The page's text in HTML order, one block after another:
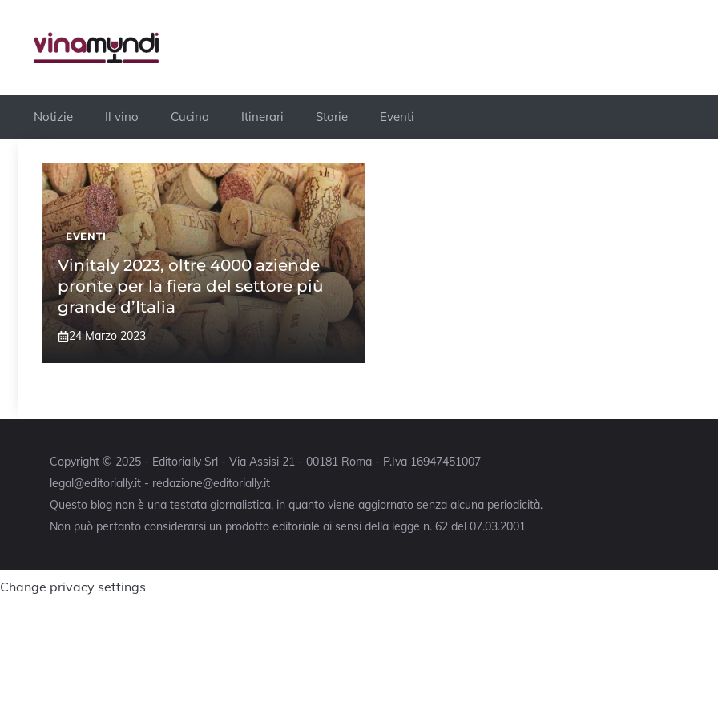
contenuto
Notizie Il vino Cucina Itinerari Storie Eventi
EVENTI
Vinitaly 2023, oltre 4000 aziende
pronte per la fiera del settore più
grande d’Italia
24 Marzo 2023
Copyright © 2025 - Editorially Srl - Via Assisi 21 - 00181 Roma - P.Iva 16947451007
legal@editorially.it - redazione@editorially.it
Questo blog non è una testata giornalistica, in quanto viene aggiornato senza alcuna periodicità.
Non può pertanto considerarsi un prodotto editoriale ai sensi della legge n. 62 del 07.03.2001
Change privacy settings